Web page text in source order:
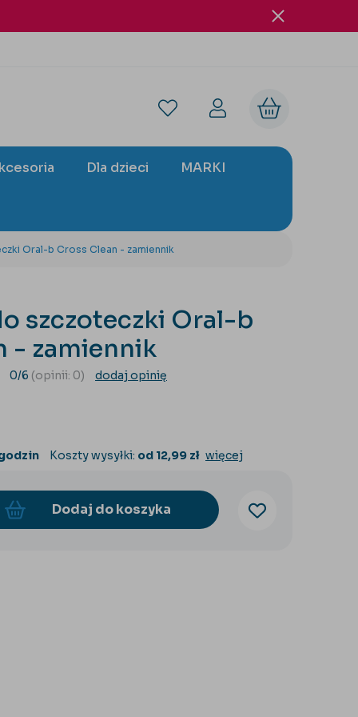
Dla dzieci MARKI
Oral-b Cross Clean - zamiennik
szczoteczki Oral-b
- zamiennik
0/6 (opinii: 0) dodaj opinię
Koszty wysyłki: od 12,99 zł więcej
Dodaj do koszyka